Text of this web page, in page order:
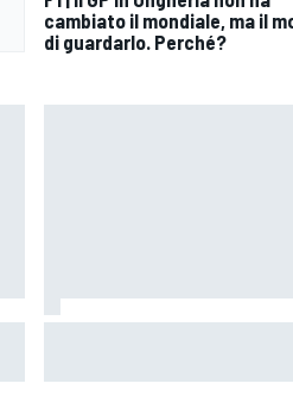
cambiato il mondiale, ma il
di guardarlo. Perché?